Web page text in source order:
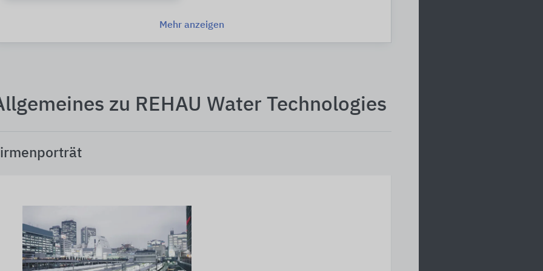
Mehr anzeigen
zu REHAU Water Technologies